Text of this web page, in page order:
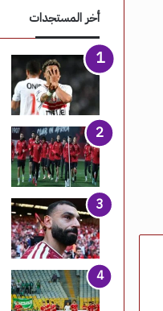
أخر المستجدات